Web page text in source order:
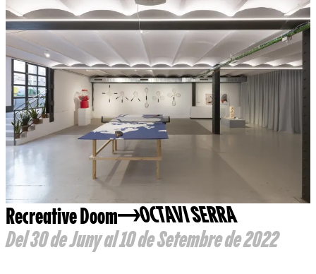
Recreative Doom
OCTAVI SERRA
Del 30 de Juny al 10 de Setembre de 2022